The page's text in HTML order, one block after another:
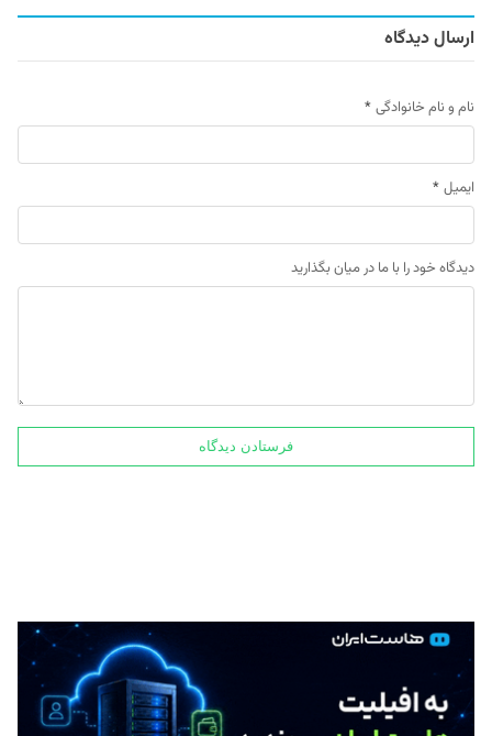
ارسال دیدگاه
نام و نام خانوادگی *
ایمیل *
دیدگاه خود را با ما در میان بگذارید